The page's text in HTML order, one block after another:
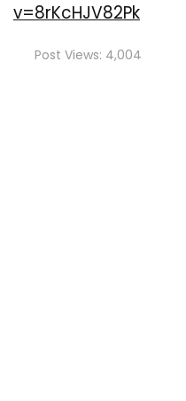
v=8rKcHJV82Pk
Post Views: 4,004